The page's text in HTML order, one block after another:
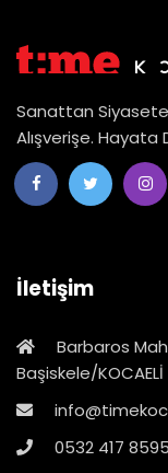
Sanattan
Alışverişe. Hayata
İletişim
Barbaros
Başiskele/KOCAELİ
0532 417 8595